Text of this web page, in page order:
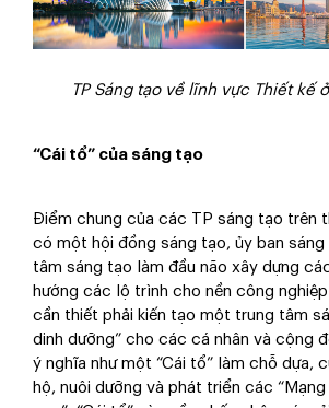
TP Sáng tạo về lĩnh vực Thiết kế
“Cái tổ” của sáng tạo
Điểm chung của các TP sáng tạo trên
có một hội đồng sáng tạo, ủy ban
tâm sáng tạo làm đầu não xây dựng
hướng các lộ trình cho nền công
cần thiết phải kiến tạo một trung tâm
dinh dưỡng” cho các cá nhân và cộng
ý nghĩa như một “Cái tổ” làm chỗ dựa,
hộ, nuôi dưỡng và phát triển các